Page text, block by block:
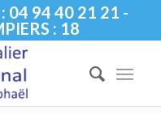
04 94 40 21 21 -
: 18